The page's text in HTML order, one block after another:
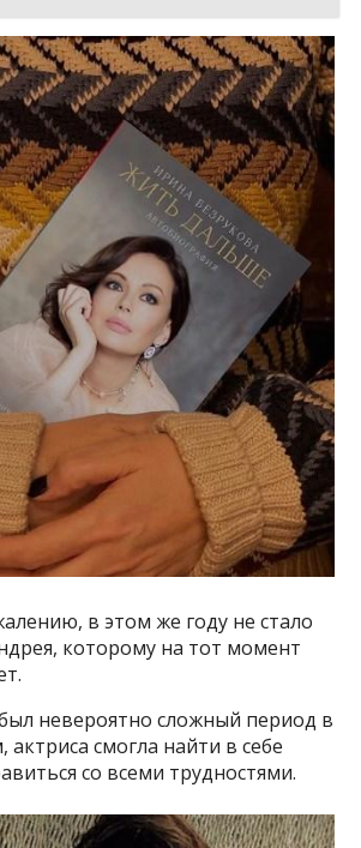
в этом же году не стало
которому на тот момент
невероятно сложный период в
смогла найти в себе
со всеми трудностями.